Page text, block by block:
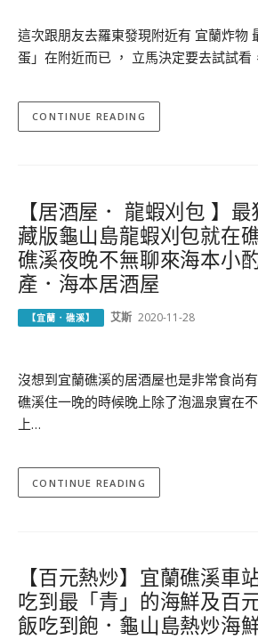
這次跟朋友去羅東發現附近有 宜蘭炸物
蛋」在附近而已 ， 立馬決定要去試試
CONTINUE READING
【居酒屋． 龍蝦刈包 】
藏版龜山島龍蝦刈包就在
礁溪夜晚不無聊來海本小
產．海本居酒屋
【宜蘭．礁溪】 艾斯 2020-11-28
沒想到宜蘭礁溪的居酒屋也是非常食尚
礁溪住一晚的時候晚上除了泡溫泉實在
上…
CONTINUE READING
【百元熱炒】宜蘭礁溪車
吃到最「青」的海鮮及百
飯吃到飽．龜山島熱炒海